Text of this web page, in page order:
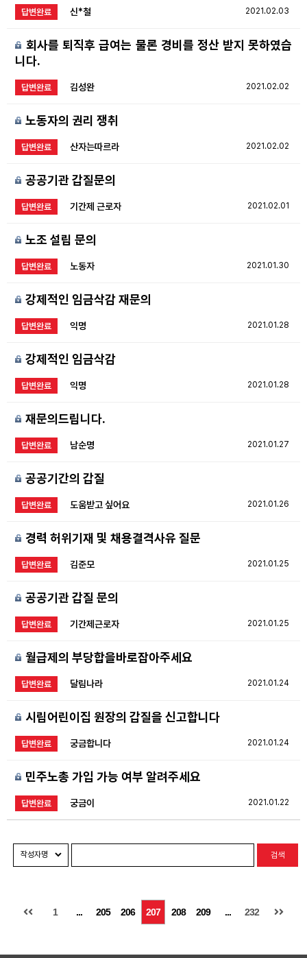
답변완료 2021.02.03
신*철
회사를 퇴직후 급여는 물론 경비를 정산 받지 못하였습
니다.
답변완료 2021.02.02
김성완
노동자의 권리 쟁취
답변완료 2021.02.02
산자는따르라
공공기관 갑질문의
답변완료 2021.02.01
기간제 근로자
노조 설립 문의
답변완료 2021.01.30
노동자
강제적인 임금삭감 재문의
답변완료 2021.01.28
익명
강제적인 임금삭감
답변완료 2021.01.28
익명
재문의드립니다.
답변완료 2021.01.27
남순명
공공기간의 갑질
답변완료 2021.01.26
도움받고 싶어요
경력 허위기재 및 채용결격사유 질문
답변완료 2021.01.25
김준모
공공기관 갑질 문의
답변완료 2021.01.25
기간제근로자
월급제의 부당합을바로잡아주세요
답변완료 2021.01.24
달림나라
시립어린이집 원장의 갑질을 신고합니다
답변완료 2021.01.24
궁금합니다
민주노총 가입 가능 여부 알려주세요
답변완료 2021.01.22
궁금이
검색
1 ... 205 206 207 208 209 ... 232